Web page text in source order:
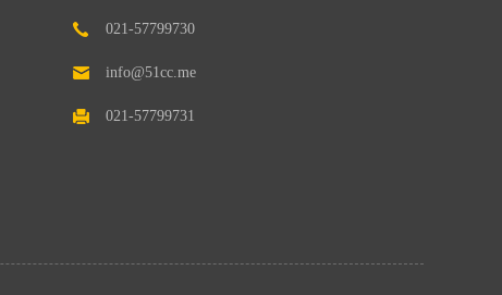
（201611）
021-57799730
info@51cc.me
021-57799731